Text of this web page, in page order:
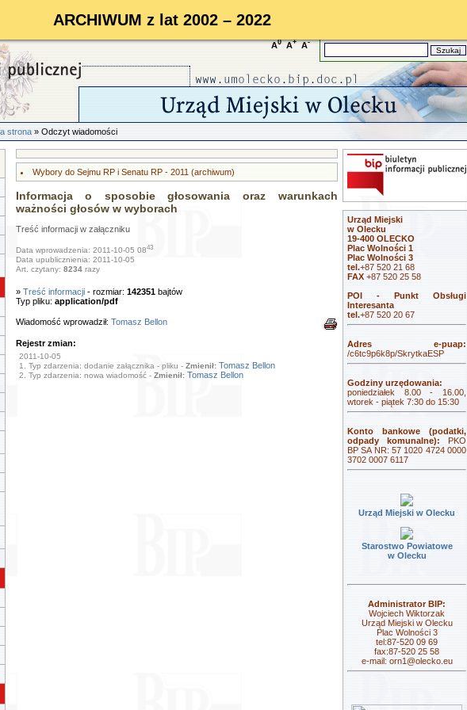
ARCHIWUM z lat 2002 – 2022
A0 A+ A-
strona» Odczyt wiadomości
Wybory do Sejmu RP i Senatu RP - 2011 (archiwum)
Informacja o sposobie głosowania oraz warunkach
ważności głosów w wyborach
Treść informacji w załączniku
Data wprowadzenia: 2011-10-05 0843
Data upublicznienia: 2011-10-05
Art. czytany: 8234razy
» Treść informacji- rozmiar: 142351bajtów
Typ pliku: application/pdf
Wiadomość wprowadził: Tomasz Bellon
Rejestr zmian:
2011-10-05
1. Typ zdarzenia: dodanie załącznika - pliku - Zmienił: Tomasz Bellon
2. Typ zdarzenia: nowa wiadomość - Zmienił: Tomasz Bellon
Urząd Miejski
w Olecku
19-400 OLECKO
Plac Wolności 1
Plac Wolności 3
tel.+87 520 21 68
FAX +87 520 25 58
POI - Punkt Obsługi
Interesanta
tel.+87 520 20 67
Adres e-puap:
/c6tc9p6k8p/SkrytkaESP
Godziny urzędowania:
poniedziałek 8.00 - 16.00,
wtorek - piątek 7:30 do 15:30
Konto bankowe (podatki,
odpady komunalne): PKO
BP SA NR: 57 1020 4724 0000
3702 0007 6117
Urząd Miejski w Olecku
Starostwo Powiatowe
w Olecku
Administrator BIP:
Wojciech Wiktorzak
Urząd Miejski w Olecku
Plac Wolności 3
tel:87-520 09 69
fax:87-520 25 58
e-mail: orn1@olecko.eu